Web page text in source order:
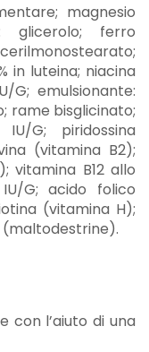
magnesio
glicerolo; ferro
in luteina; niacina
G; emulsionante:
rame bisglicinato;
G; piridossina
(vitamina B2);
vitamina B12 allo
G; acido folico
(vitamina H);
(maltodestrine).
con l’aiuto di una